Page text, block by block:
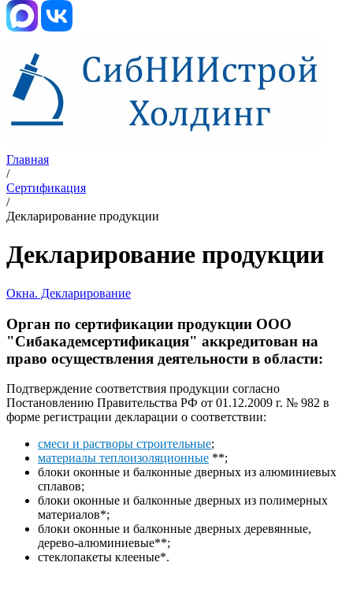
Главная
/
Сертификация
/
Декларирование продукции
Декларирование продукции
Окна. Декларирование
Орган по сертификации продукции ООО
"Сибакадемсертификация" аккредитован на
право осуществления деятельности в области:
Подтверждение соответствия продукции согласно
Постановлению Правительства РФ от 01.12.2009 г. № 982 в
форме регистрации декларации о соответствии:
смеси и растворы строительные;
материалы теплоизоляционные **;
блоки оконные и балконные дверных из алюминиевых
сплавов;
блоки оконные и балконные дверных из полимерных
материалов*;
блоки оконные и балконные дверных деревянные,
дерево-алюминиевые**;
стеклопакеты клееные*.